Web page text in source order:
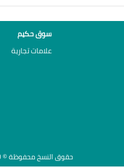
سوق حكيم
علامات تجارية
حقوق النسخ محفوظة © 2020 لدى